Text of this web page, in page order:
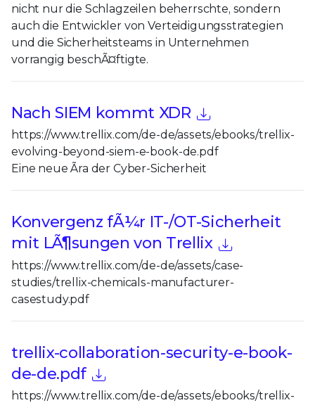
nicht nur die Schlagzeilen beherrschte, sondern
auch die Entwickler von Verteidigungsstrategien
und die Sicherheitsteams in Unternehmen
vorrangig beschÃ¤ftigte.
Nach SIEM kommt XDR
https://www.trellix.com/de-de/assets/ebooks/trellix-
evolving-beyond-siem-e-book-de.pdf
Eine neue Ãra der Cyber-Sicherheit
Konvergenz fÃ¼r IT-/OT-Sicherheit
mit LÃ¶sungen von Trellix
https://www.trellix.com/de-de/assets/case-
studies/trellix-chemicals-manufacturer-
casestudy.pdf
trellix-collaboration-security-e-book-
de-de.pdf
https://www.trellix.com/de-de/assets/ebooks/trellix-